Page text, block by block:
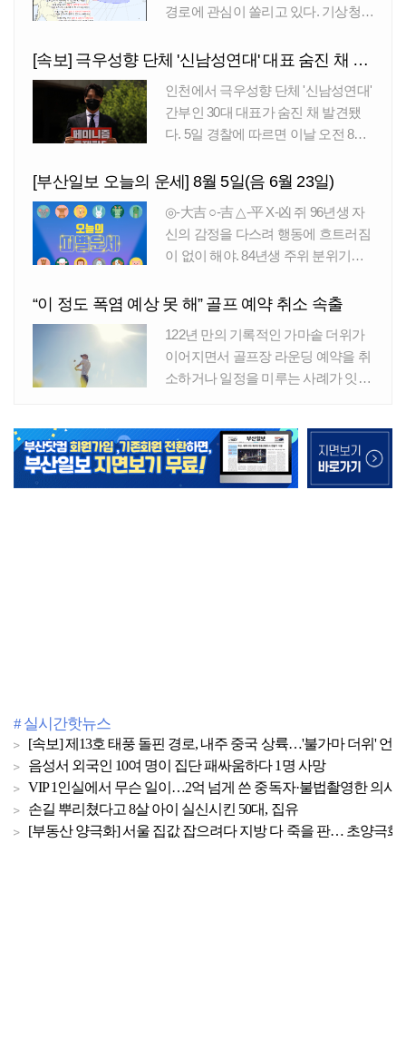
# 실시간핫뉴스
[속보] 제13호 태풍 돌핀 경로, 내주 중국 상륙…'불가마 더위' 언
음성서 외국인 10여 명이 집단 패싸움하다 1명 사망
VIP 1인실에서 무슨 일이…2억 넘게 쓴 중독자·불법촬영한 의사
손길 뿌리쳤다고 8살 아이 실신시킨 50대, 집유
[부동산 양극화] 서울 집값 잡으려다 지방 다 죽을 판… 초양극화